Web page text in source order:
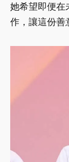
她希望即便在
作，讓這份善